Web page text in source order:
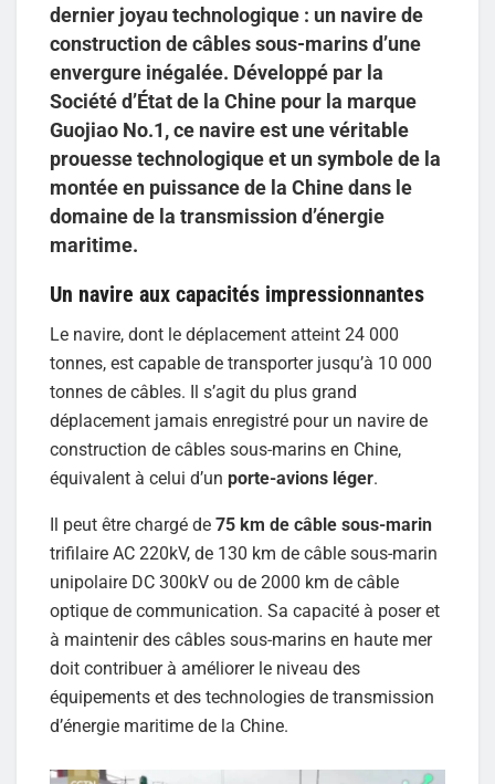
dernier joyau technologique : un navire de
construction de câbles sous-marins d’une
envergure inégalée. Développé par la
Société d’État de la Chine pour la marque
Guojiao No.1, ce navire est une véritable
prouesse technologique et un symbole de la
montée en puissance de la Chine dans le
domaine de la transmission d’énergie
maritime.
Un navire aux capacités impressionnantes
Le navire, dont le déplacement atteint 24 000
tonnes, est capable de transporter jusqu’à 10 000
tonnes de câbles. Il s’agit du plus grand
déplacement jamais enregistré pour un navire de
construction de câbles sous-marins en Chine,
équivalent à celui d’un porte-avions léger.
Il peut être chargé de 75 km de câble sous-marin
trifilaire AC 220kV, de 130 km de câble sous-marin
unipolaire DC 300kV ou de 2000 km de câble
optique de communication. Sa capacité à poser et
à maintenir des câbles sous-marins en haute mer
doit contribuer à améliorer le niveau des
équipements et des technologies de transmission
d’énergie maritime de la Chine.